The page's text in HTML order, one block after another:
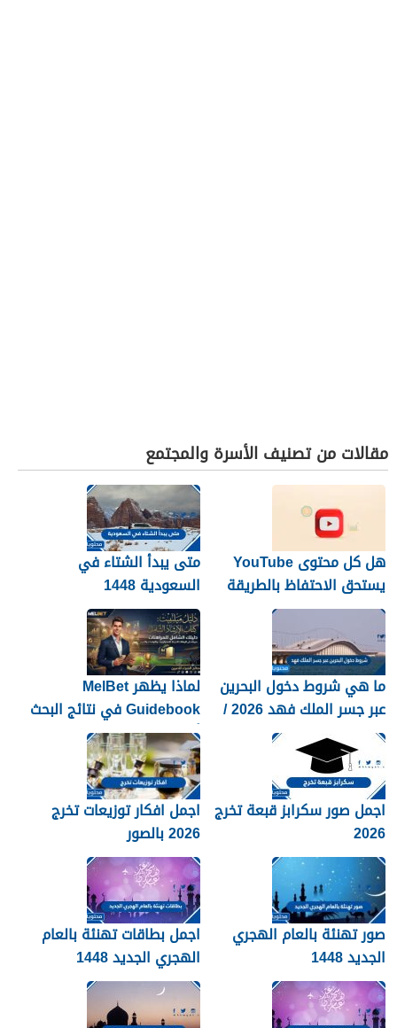
مقالات من تصنيف الأسرة والمجتمع
هل كل محتوى YouTube
يستحق الاحتفاظ بالطريقة
نفسها؟
متى يبدأ الشتاء في
السعودية 1448
ما هي شروط دخول البحرين
عبر جسر الملك فهد 2026 /
1448
لماذا يظهر MelBet
Guidebook في نتائج البحث
أكثر من صفحات كثيرة؟
اجمل صور سكرابز قبعة تخرج
2026
اجمل افكار توزيعات تخرج
2026 بالصور
صور تهنئة بالعام الهجري
الجديد 1448
اجمل بطاقات تهنئة بالعام
الهجري الجديد 1448